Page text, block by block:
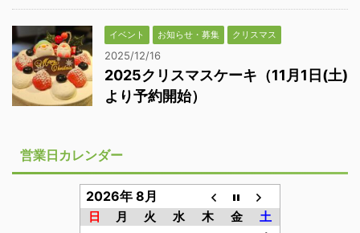
イベント お知らせ・募集 クリスマス
2025/12/16
2025クリスマスケーキ（11月1日(土)
より予約開始）
営業日カレンダー
2026年 8月
日 月 火 水 木 金 土